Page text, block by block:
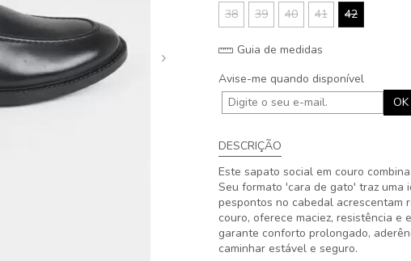
38
39 40 41 42
Guia de medidas
Avise-me quando disponível
OK
DESCRIÇÃO
Este sapato social em couro
Seu formato 'cara de gato' traz uma
pespontos no cabedal acrescentam
couro, oferece maciez, resistência
garante conforto prolongado,
caminhar estável e seguro.